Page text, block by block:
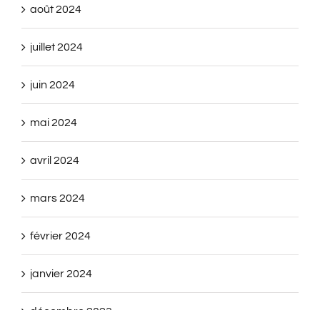
août 2024
juillet 2024
juin 2024
mai 2024
avril 2024
mars 2024
février 2024
janvier 2024